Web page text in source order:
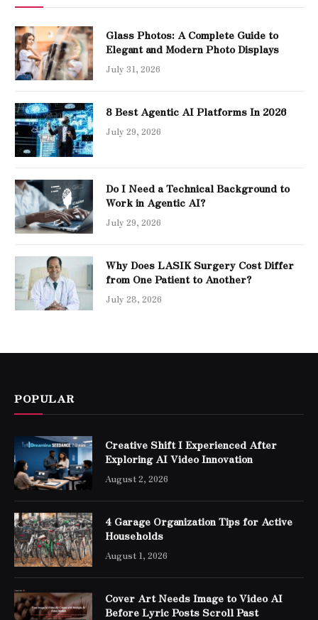
Glass Photos: A Complete Guide to
Elegant and Modern Photo Displays
July 31, 2026
8 Best Agentic AI Platforms In 2026
July 29, 2026
Do I Need a Technical Background to
Work in Agentic AI?
July 29, 2026
Why Does LASIK Surgery Cost Differ
from One Patient to Another?
July 28, 2026
POPULAR
Creative Shift I Experienced After
Exploring AI Video Innovation
August 2, 2026
4 Garage Organization Tips for Active
Households
August 1, 2026
Cover Art Needs Image to Video AI
Before Lyric Posts Scroll Past